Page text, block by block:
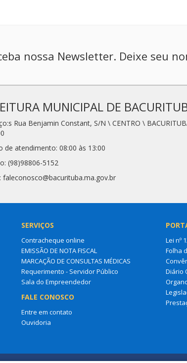
nossa Newsletter. Deixe seu
MUNICIPAL DE
Rua Benjamin Constant, S/N \ CENTRO \
de atendimento: 08:00 às 13:00
(98)98806-5152
faleconosco@bacurituba.ma.gov.br
SERVIÇOS
Contracheque online
EMISSÃO DE NOTA FISCAL
MARCAÇÃO DE CONSULTAS MÉDICAS
Requerimento - Servidor Público
Sala do Empreendedor
FALE CONOSCO
Entre em contato
Ouvidoria
Lei nº
Folha
Diário